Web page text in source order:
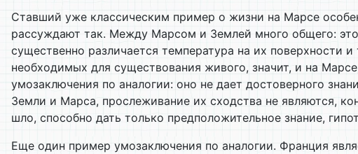
Ставший уже классическим пример о жизни на Марсе
рассуждают так. Между Марсом и Землей много общего:
существенно различается температура на их
необходимых для существования живого, значит, и на
умозаключения по аналогии: оно не дает достоверного
Земли и Марса, прослеживание их сходства не являются,
шло, способно дать только предположительное знание,
Еще один пример умозаключения по аналогии. Франция